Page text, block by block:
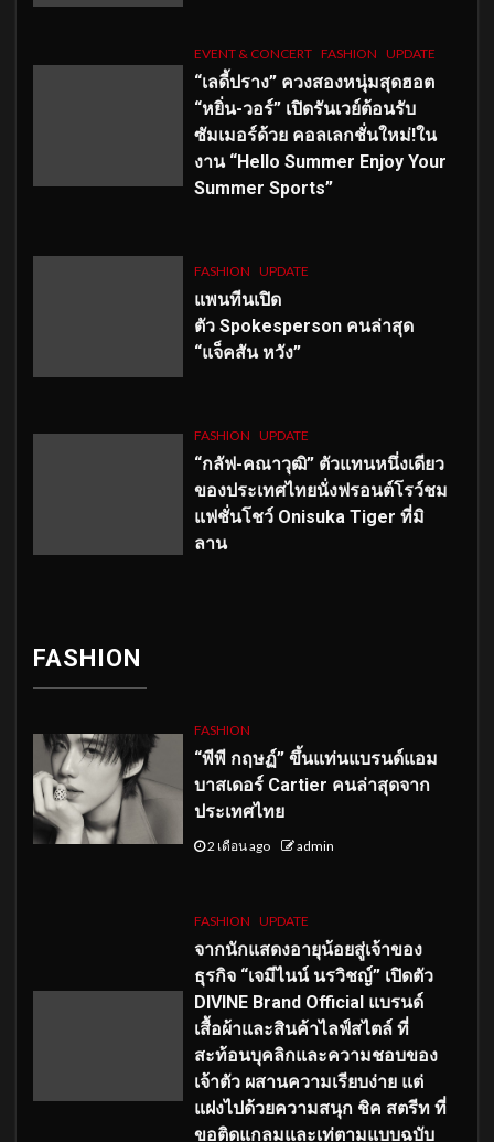
EVENT & CONCERT FASHION UPDATE
“เลดี้ปราง” ควงสองหนุ่มสุดฮอต
“หยิ่น-วอร์” เปิดรันเวย์ต้อนรับ
ซัมเมอร์ด้วย คอลเลกชั่นใหม่!ใน
งาน “Hello Summer Enjoy Your
Summer Sports”
FASHION UPDATE
แพนทีนเปิด
ตัว Spokesperson คนล่าสุด
“แจ็คสัน หวัง”
FASHION UPDATE
“กลัฟ-คณาวุฒิ” ตัวแทนหนึ่งเดียว
ของประเทศไทยนั่งฟรอนต์โรว์ชม
แฟชั่นโชว์ Onisuka Tiger ที่มิ
ลาน
FASHION
FASHION
“พีพี กฤษฏ์” ขึ้นแท่นแบรนด์แอม
บาสเดอร์ Cartier คนล่าสุดจาก
ประเทศไทย
2 เดือน ago admin
FASHION UPDATE
จากนักแสดงอายุน้อยสู่เจ้าของ
ธุรกิจ “เจมีไนน์ นรวิชญ์” เปิดตัว
DIVINE Brand Official แบรนด์
เสื้อผ้าและสินค้าไลฟ์สไตล์ ที่
สะท้อนบุคลิกและความชอบของ
เจ้าตัว ผสานความเรียบง่าย แต่
แฝงไปด้วยความสนุก ชิค สตรีท ที่
ขอติดแกลมและเท่ตามแบบฉบับ